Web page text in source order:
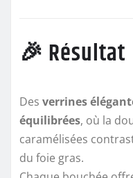
🎉 Résultat
Des verrines
équilibrées, où la
caramélisées
du foie gras.